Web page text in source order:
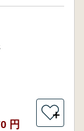
円
＋